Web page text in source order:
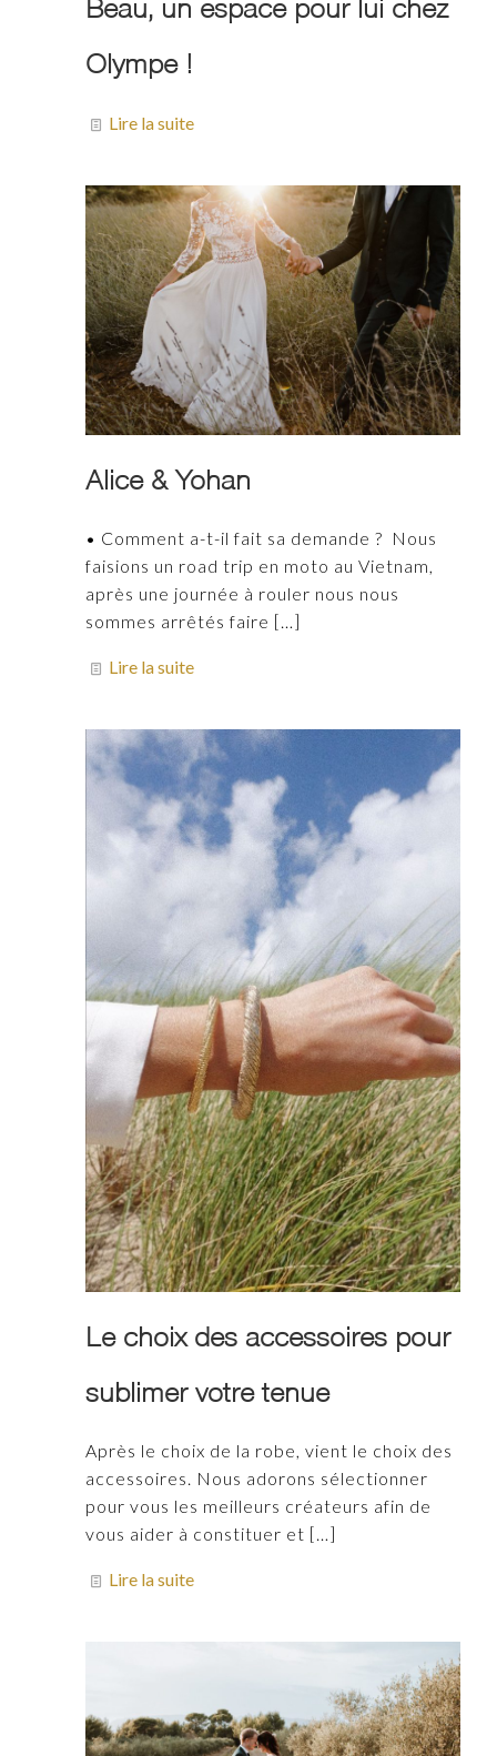
Olympe !
Lire la suite
Alice & Yohan
• Comment a-t-il fait sa demande ? Nous
faisions un road trip en moto au Vietnam,
après une journée à rouler nous nous
sommes arrêtés faire […]
Lire la suite
Le choix des accessoires pour
sublimer votre tenue
Après le choix de la robe, vient le choix des
accessoires. Nous adorons sélectionner
pour vous les meilleurs créateurs afin de
vous aider à constituer et […]
Lire la suite